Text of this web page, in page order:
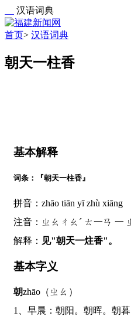
汉语词典
首页> 汉语词典
朝天一柱香
基本解释
词条：『朝天一柱香』
拼音：zhāo tiān yī zhù xiāng
注音：ㄓㄠㄔㄠˊ ㄊ一ㄢ 一
解释： 见"朝天一炷香"。
基本字义
朝zhāo（ㄓㄠ）
1、早晨：朝阳。朝晖。